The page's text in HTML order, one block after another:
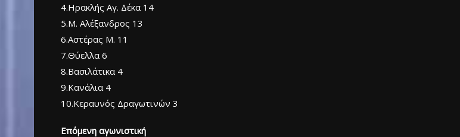
4.Ηρακλής Αγ. Δέκα 14
5.Μ. Αλέξανδρος 13
6.Αστέρας Μ. 11
7.Θύελλα 6
8.Βασιλάτικα 4
9.Κανάλια 4
10.Κεραυνός Δραγωτινών 3
Επόμενη αγωνιστική